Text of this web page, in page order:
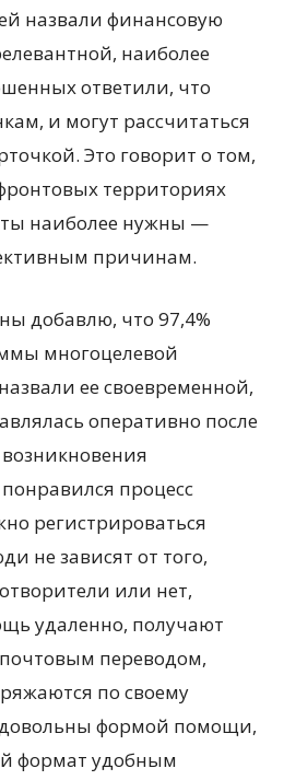
назвали финансовую
наиболее
ответили, что
и могут рассчитаться
Это говорит о том,
территориях
наиболее нужны —
причинам.
добавлю, что 97,4%
многоцелевой
ее своевременной,
оперативно после
процесс
регистрироваться
не зависят от того,
или нет,
удаленно, получают
переводом,
по своему
формой помощи,
формат удобным